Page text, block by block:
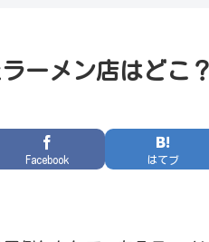
ーメン店はどこ
Facebook はてブ